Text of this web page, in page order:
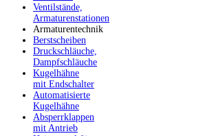
Ventilstände,
Armaturenstationen
Armaturentechnik
Berstscheiben
Druckschläuche,
Dampfschläuche
Kugelhähne
mit Endschalter
Automatisierte
Kugelhähne
Absperrklappen
mit Antrieb